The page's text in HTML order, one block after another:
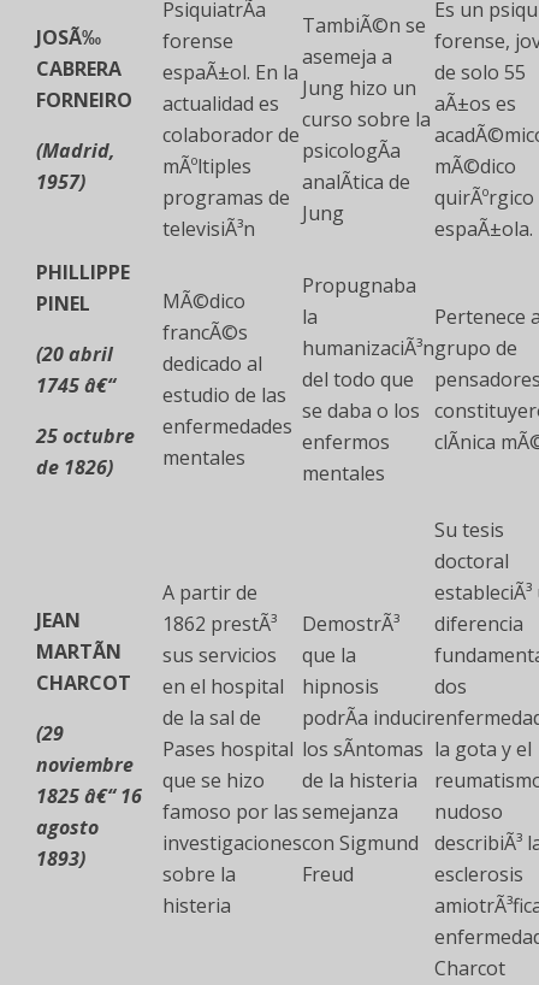
JOSÃ‰
CABRERA
FORNEIRO
(Madrid,
1957)
PsiquiatrÃ­a
forense
espaÃ±ol. En la
actualidad es
colaborador de
mÃºltiples
programas de
televisiÃ³n
TambiÃ©n se
asemeja a
Jung hizo un
curso sobre la
psicologÃ­a
analÃ­tica de
Jung
Es un
forense,
de solo 55
aÃ±os es
mÃ©dico
quirÃºrgico
espaÃ±ola.
PHILLIPPE
PINEL
(20 abril
1745 â€“
25 octubre
de 1826)
MÃ©dico
francÃ©s
dedicado al
estudio de las
enfermedades
mentales
Propugnaba
la
humanizaciÃ³n
del todo que
se daba o los
enfermos
mentales
Pertenece
grupo de
clÃ­nica
JEAN
MARTÃN
CHARCOT
(29
noviembre
1825 â€“ 16
agosto
1893)
A partir de
1862 prestÃ³
sus servicios
en el hospital
de la sal de
Pases hospital
que se hizo
famoso por las
investigaciones
sobre la
histeria
DemostrÃ³
que la
hipnosis
podrÃ­a inducir
los sÃ­ntomas
de la histeria
semejanza
con Sigmund
Freud
Su tesis
doctoral
estableciÃ³
diferencia
dos
la gota y el
nudoso
describiÃ³
esclerosis
Charcot